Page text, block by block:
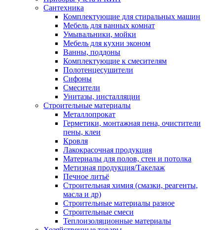
Сантехника
Комплектующие для стиральных машин
Мебель для ванных комнат
Умывальники, мойки
Мебель для кухни эконом
Ванны, поддоны
Комплектующие к смесителям
Полотенцесушители
Сифоны
Смесители
Унитазы, инсталляции
Строительные материалы
Металлопрокат
Герметики, монтажная пена, очистители
пены, клеи
Кровля
Лакокрасочная продукция
Материалы для полов, стен и потолка
Метизная продукция/Такелаж
Печное литьё
Строительная химия (смазки, реагенты,
масла и др)
Строительные материалы разное
Строительные смеси
Теплоизоляционные материалы